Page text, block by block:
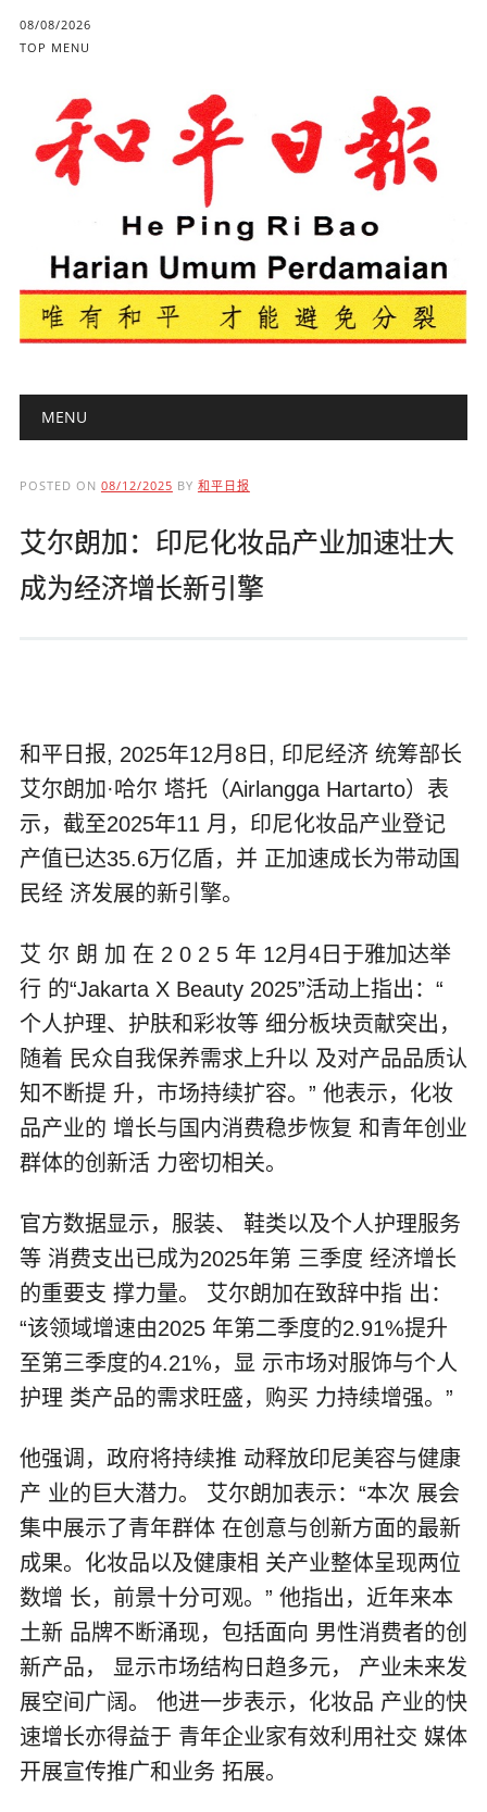
08/08/2026
TOP MENU
Main menu
MENU
POSTED ON 08/12/2025 BY 和平日报
艾尔朗加：印尼化妆品产业加速壮大
成为经济增长新引擎
和平日报, 2025年12月8日, 印尼经济 统筹部长
艾尔朗加·哈尔 塔托（Airlangga Hartarto）表
示，截至2025年11 月，印尼化妆品产业登记
产值已达35.6万亿盾，并 正加速成长为带动国
民经 济发展的新引擎。
艾 尔 朗 加 在 2 0 2 5 年 12月4日于雅加达举
行 的“Jakarta X Beauty 2025”活动上指出：“
个人护理、护肤和彩妆等 细分板块贡献突出，
随着 民众自我保养需求上升以 及对产品品质认
知不断提 升，市场持续扩容。” 他表示，化妆
品产业的 增长与国内消费稳步恢复 和青年创业
群体的创新活 力密切相关。
官方数据显示，服装、 鞋类以及个人护理服务
等 消费支出已成为2025年第 三季度 经济增长
的重要支 撑力量。 艾尔朗加在致辞中指 出：
“该领域增速由2025 年第二季度的2.91%提升
至第三季度的4.21%，显 示市场对服饰与个人
护理 类产品的需求旺盛，购买 力持续增强。”
他强调，政府将持续推 动释放印尼美容与健康
产 业的巨大潜力。 艾尔朗加表示：“本次 展会
集中展示了青年群体 在创意与创新方面的最新
成果。化妆品以及健康相 关产业整体呈现两位
数增 长，前景十分可观。” 他指出，近年来本
土新 品牌不断涌现，包括面向 男性消费者的创
新产品， 显示市场结构日趋多元， 产业未来发
展空间广阔。 他进一步表示，化妆品 产业的快
速增长亦得益于 青年企业家有效利用社交 媒体
开展宣传推广和业务 拓展。